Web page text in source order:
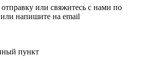
или свяжитесь с нами по
или напишите на email
пункт